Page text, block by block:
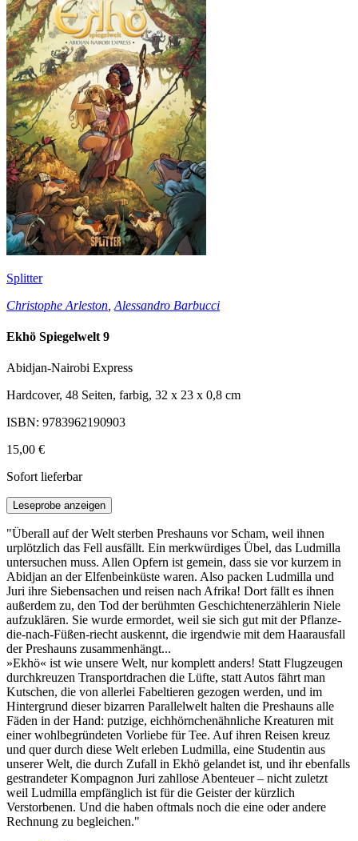
Splitter
Christophe Arleston Alessandro Barbucci
Ekhö Spiegelwelt 9
Abidjan-Nairobi Express
Hardcover, 48 Seiten, farbig, 32 x 23 x 0,8 cm
ISBN: 9783962190903
15,00 €
Sofort lieferbar
Leseprobe anzeigen
"Überall auf der Welt sterben Preshauns vor Scham, weil ihnen
urplötzlich das Fell ausfällt. Ein merkwürdiges Übel, das Ludmilla
untersuchen muss. Allen Opfern ist gemein, dass sie vor kurzem in
Abidjan an der Elfenbeinküste waren. Also packen Ludmilla und
Juri ihre Siebensachen und reisen nach Afrika! Dort fällt es ihnen
außerdem zu, den Tod der berühmten Geschichtenerzählerin Niele
aufzuklären. Sie wurde ermordet, weil sie sich gut mit der Pflanze-
die-nach-Füßen-riecht auskennt, die irgendwie mit dem Haarausfall
der Preshauns zusammenhängt...
»Ekhö« ist wie unsere Welt, nur komplett anders! Statt Flugzeugen
durchkreuzen Transportdrachen die Lüfte, statt Autos fährt man
Kutschen, die von allerlei Fabeltieren gezogen werden, und im
Hintergrund dieser bizarren Parallelwelt halten die Preshauns alle
Fäden in der Hand: putzige, eichhörnchenähnliche Kreaturen mit
einer wohlbegründeten Vorliebe für Tee. Auf ihren Reisen kreuz
und quer durch diese Welt erleben Ludmilla, eine Studentin aus
unserer Welt, die durch Zufall in Ekhö gelandet ist, und ihr ebenfalls
gestrandeter Kompagnon Juri zahllose Abenteuer – nicht zuletzt
weil Ludmilla empfänglich ist für die Geister der kürzlich
Verstorbenen. Und die haben oftmals noch die eine oder andere
Rechnung zu begleichen."